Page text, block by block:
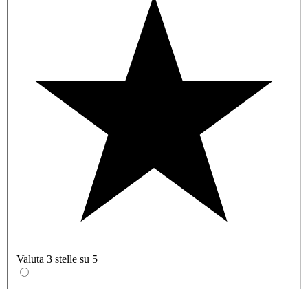
Valuta 3 stelle su 5